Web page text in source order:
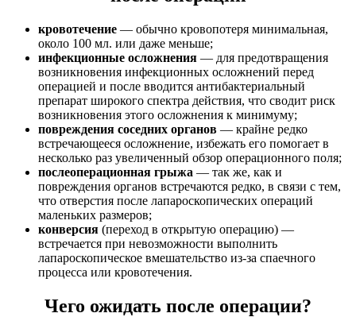
кровотечение — обычно кровопотеря минимальная,
около 100 мл. или даже меньше;
инфекционные осложнения — для предотвращения
возникновения инфекционных осложнений перед
операцией и после вводится антибактериальный
препарат широкого спектра действия, что сводит риск
возникновения этого осложнения к минимуму;
повреждения соседних органов — крайне редко
встречающееся осложнение, избежать его помогает в
несколько раз увеличенный обзор операционного поля;
послеоперационная грыжа — так же, как и
повреждения органов встречаются редко, в связи с тем,
что отверстия после лапароскопических операций
маленьких размеров;
конверсия (переход в открытую операцию) —
встречается при невозможности выполнить
лапароскопическое вмешательство из-за спаечного
процесса или кровотечения.
Чего ожидать после операции?